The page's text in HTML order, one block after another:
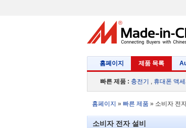
홈페이지 제품 목록
빠른 제품 : 충전기 , 휴대폰 액세
홈페이지 » 빠른 제품 » 소비자 전
소비자 전자 설비